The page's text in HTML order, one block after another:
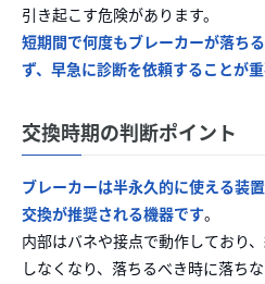
引き起こす危険があります。
短期間で何度もブレーカーが落ち
ず、早急に診断を依頼することが
交換時期の判断ポイント
ブレーカーは半永久的に使える装
交換が推奨される機器です。
内部はバネや接点で動作しており
しなくなり、落ちるべき時に落ち